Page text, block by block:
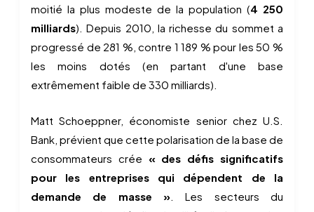
moitié la plus modeste de la population (4 250
milliards). Depuis 2010, la richesse du sommet a
progressé de 281 %, contre 1 189 % pour les 50 %
les moins dotés (en partant d'une base
extrêmement faible de 330 milliards).
Matt Schoeppner, économiste senior chez U.S.
Bank, prévient que cette polarisation de la base de
consommateurs crée « des défis significatifs
pour les entreprises qui dépendent de la
demande de masse ». Les secteurs du